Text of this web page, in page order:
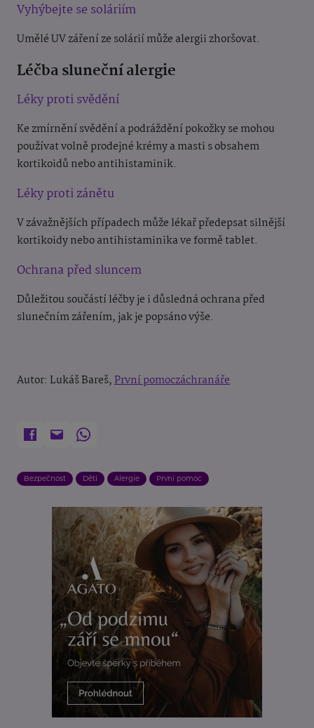
Vyhýbejte se soláriím
Umělé UV záření ze solárií může alergii zhoršovat.
Léčba sluneční alergie
Léky proti svědění
Ke zmírnění svědění a podráždění pokožky se mohou
používat volně prodejné krémy a masti s obsahem
kortikoidů nebo antihistaminik.
Léky proti zánětu
V závažnějších případech může lékař předepsat silnější
kortikoidy nebo antihistaminika ve formě tablet.
Ochrana před sluncem
Důležitou součástí léčby je i důsledná ochrana před
slunečním zářením, jak je popsáno výše.
Autor: Lukáš Bareš,První pomoczáchranáře
Bezpečnost Děti Alergie První pomoc